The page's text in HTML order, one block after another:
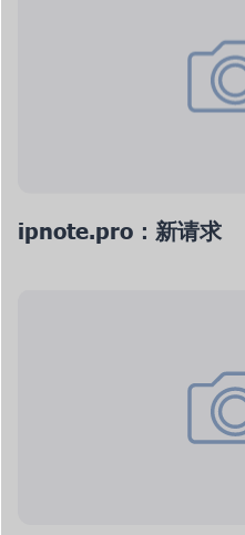
ipnote.pro：新请求